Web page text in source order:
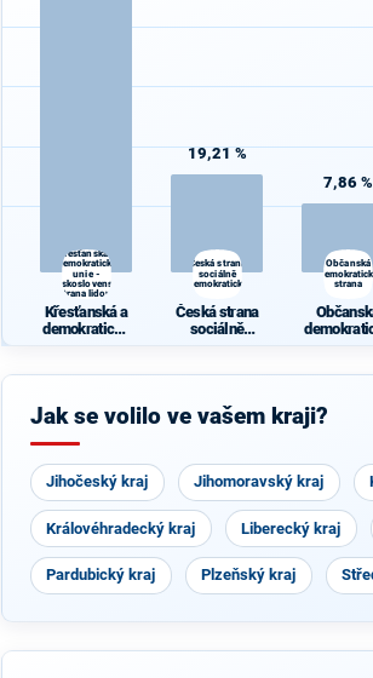
Křesťanská a
demokratická
unie -
Československá
strana lidová
Křesťanská a
demokratická
ká strana
19,21 %
Česká strana
sociálně
demokratická
Česká strana
sociálně
7,86 %
Občanská
strana
Jak se volilo ve vašem kraji?
Jihočeský kraj Jihomoravský kraj
Královéhradecký kraj Liberecký kraj
Pardubický kraj Plzeňský kraj